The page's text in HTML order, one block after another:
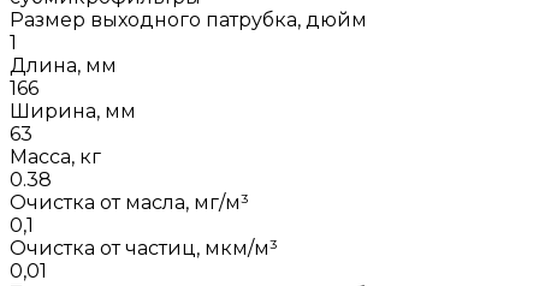
Размер выходного патрубка, дюйм
1
Длина, мм
166
Ширина, мм
63
Масса, кг
0.38
Очистка от масла, мг/м³
0,1
Очистка от частиц, мкм/м³
0,01